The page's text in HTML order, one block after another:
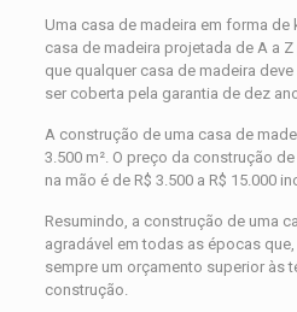
Uma casa de madeira em forma de
casa de madeira projetada de A a
que qualquer casa de madeira
ser coberta pela garantia de dez
A construção de uma casa de
3.500 m². O preço da construção
na mão é de R$ 3.500 a R$ 15.000
Resumindo, a construção de uma
agradável em todas as épocas
sempre um orçamento superior às
construção.